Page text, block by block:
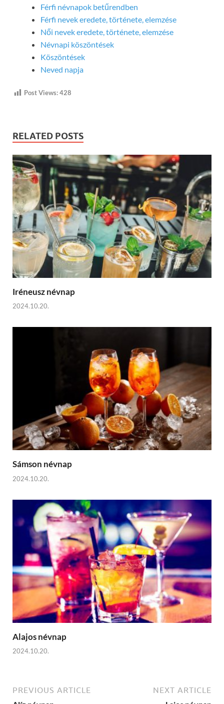
Férfi névnapok betűrendben
Férfi nevek eredete, története, elemzése
Női nevek eredete, története, elemzése
Névnapi köszöntések
Köszöntések
Neved napja
Post Views:428
RELATED POSTS
Iréneusz névnap
2024.10.20.
Sámson névnap
2024.10.20.
Alajos névnap
2024.10.20.
PREVIOUS ARTICLE NEXT ARTICLE